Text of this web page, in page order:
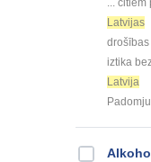
... citiem
Latvijas
iztika
Latvija
Padomju